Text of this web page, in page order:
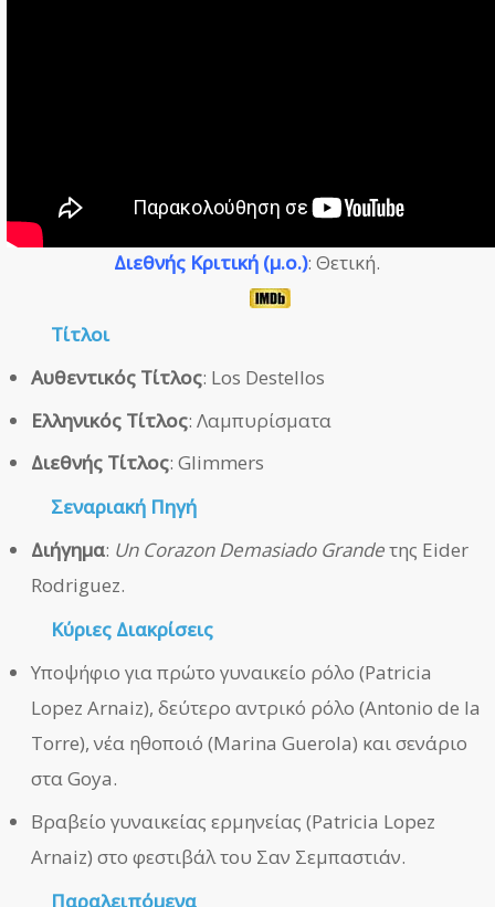
Διεθνής Κριτική (μ.ο.): Θετική.
Τίτλοι
Αυθεντικός Τίτλος: Los Destellos
Ελληνικός Τίτλος: Λαμπυρίσματα
Διεθνής Τίτλος: Glimmers
Σεναριακή Πηγή
Διήγημα: Un Corazon Demasiado Grandeτης Eider
Rodriguez.
Κύριες Διακρίσεις
Υποψήφιο για πρώτο γυναικείο ρόλο (Patricia
Lopez Arnaiz), δεύτερο αντρικό ρόλο (Antonio de la
Torre), νέα ηθοποιό (Marina Guerola) και σενάριο
στα Goya.
Βραβείο γυναικείας ερμηνείας (Patricia Lopez
Arnaiz) στο φεστιβάλ του Σαν Σεμπαστιάν.
Παραλειπόμενα